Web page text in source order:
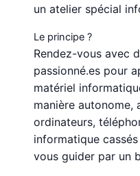
un atelier spécial
Le principe ?
Rendez-vous avec
passionné.es pour
matériel
manière autonome,
ordinateurs,
informatique
vous guider par un